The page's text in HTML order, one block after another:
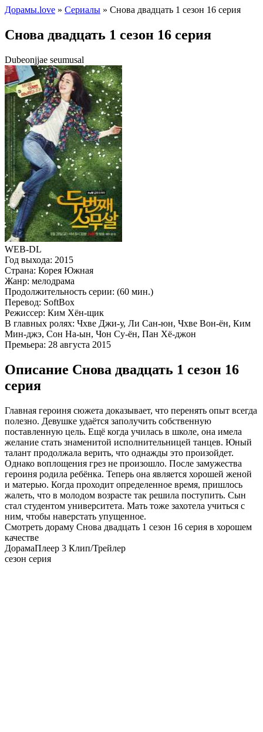
Дорамы.love » Сериалы » Снова двадцать 1 сезон 16 серия
Снова двадцать 1 сезон 16 серия
Dubeonjjae seumusal
WEB-DL
Год выхода: 2015
Страна: Корея Южная
Жанр: мелодрама
Продолжительность серии: (60 мин.)
Перевод: SoftBox
Режиссер: Ким Хён-щик
В главных ролях: Чхве Джи-у, Ли Сан-юн, Чхве Вон-ён, Ким
Мин-джэ, Сон На-ын, Чон Су-ён, Пан Хё-джон
Премьера: 28 августа 2015
Описание Снова двадцать 1 сезон 16
серия
Главная героиня сюжета доказывает, что перенять опыт всегда
полезно. Девушке удаётся заполучить собственную
поставленную цель. Ещё когда училась в школе, она имела
желание стать знаменитой исполнительницей танцев. Юный
талант продолжала верить, что однажды это произойдет.
Однако воплощения грез не произошло. После замужества
героиня родила ребёнка. Теперь она является хорошей женой
и матерью. Когда проходит определенное время, пришлось
жалеть, что в молодом возрасте так решила поступить. Сын
стал студентом университета. Мать тоже захотела учиться с
ним, чтобы наверстать упущенное.
Смотреть дораму Снова двадцать 1 сезон 16 серия в хорошем
качестве
ДорамаПлеер 3 Клип/Трейлер
сезон серия